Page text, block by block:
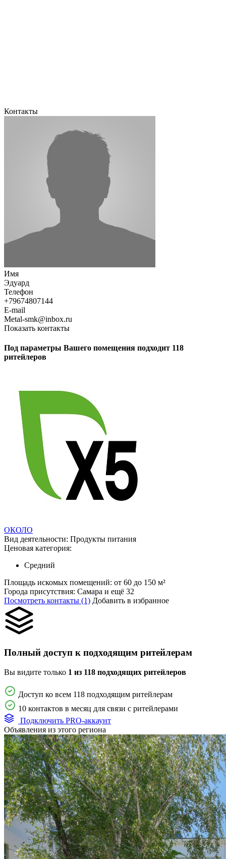
Контакты
Имя
Эдуард
Телефон
+79674807144
E-mail
Metal-smk@inbox.ru
Показать контакты
Под параметры Вашего помещения подходит 118
ритейлеров
ОКОЛО
Вид деятельности: Продукты питания
Ценовая категория:
Средний
Площадь искомых помещений: от 60 до 150 м²
Города присутствия: Самара и ещё 32
Посмотреть контакты (1) Добавить в избранное
Полный доступ к подходящим ритейлерам
Вы видите только 1 из 118 подходящих ритейлеров
Доступ ко всем 118 подходящим ритейлерам
10 контактов в месяц для связи с ритейлерами
Подключить PRO-аккаунт
Объявления из этого региона